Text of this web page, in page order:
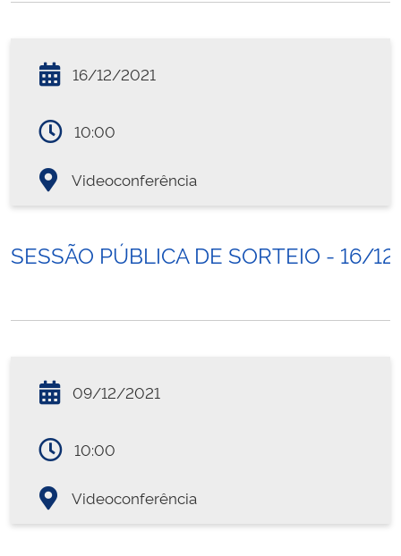
16/12/2021
10:00
Videoconferência
SESSÃO PÚBLICA DE SORTEIO - 16/
09/12/2021
10:00
Videoconferência